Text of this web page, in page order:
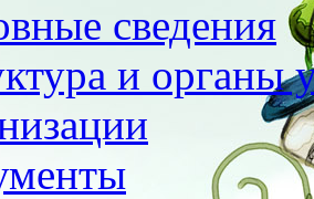
сведения
и органы